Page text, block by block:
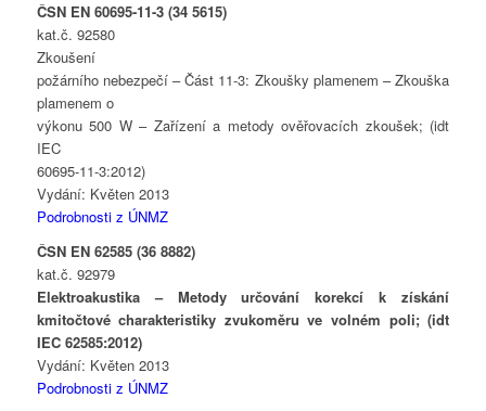
ČSN EN 60695-11-3 (34 5615)
kat.č. 92580
Zkoušení
požárního nebezpečí – Část 11-3: Zkoušky plamenem – Zkouška
plamenem o
výkonu 500 W – Zařízení a metody ověřovacích zkoušek; (idt
IEC
60695-11-3:2012)
Vydání: Květen 2013
Podrobnosti z ÚNMZ
ČSN EN 62585 (36 8882)
kat.č. 92979
Elektroakustika – Metody určování korekcí k získání
kmitočtové charakteristiky zvukoměru ve volném poli; (idt
IEC 62585:2012)
Vydání: Květen 2013
Podrobnosti z ÚNMZ